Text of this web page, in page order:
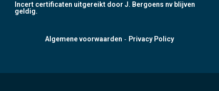
Incert certificaten uitgereikt door J. Bergoens nv blijven
geldig.
Algemene voorwaarden - Privacy Policy